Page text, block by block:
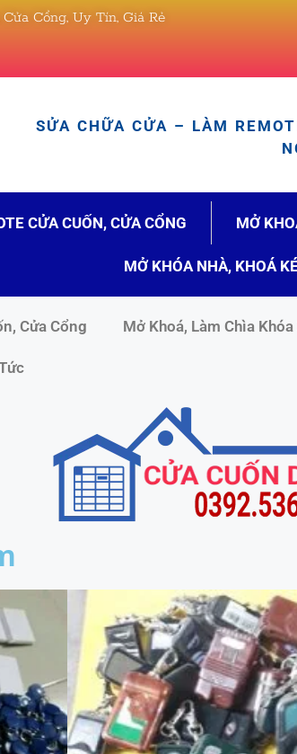
Cổng, Uy Tín, Giá Rẻ
SỬA CHỮA CỬA – LÀM
CỬA CUỐN, CỬA CỔNG MỞ
MỞ KHÓA NHÀ, KHOÁ
Cửa Cổng Mở Khoá, Làm Chìa